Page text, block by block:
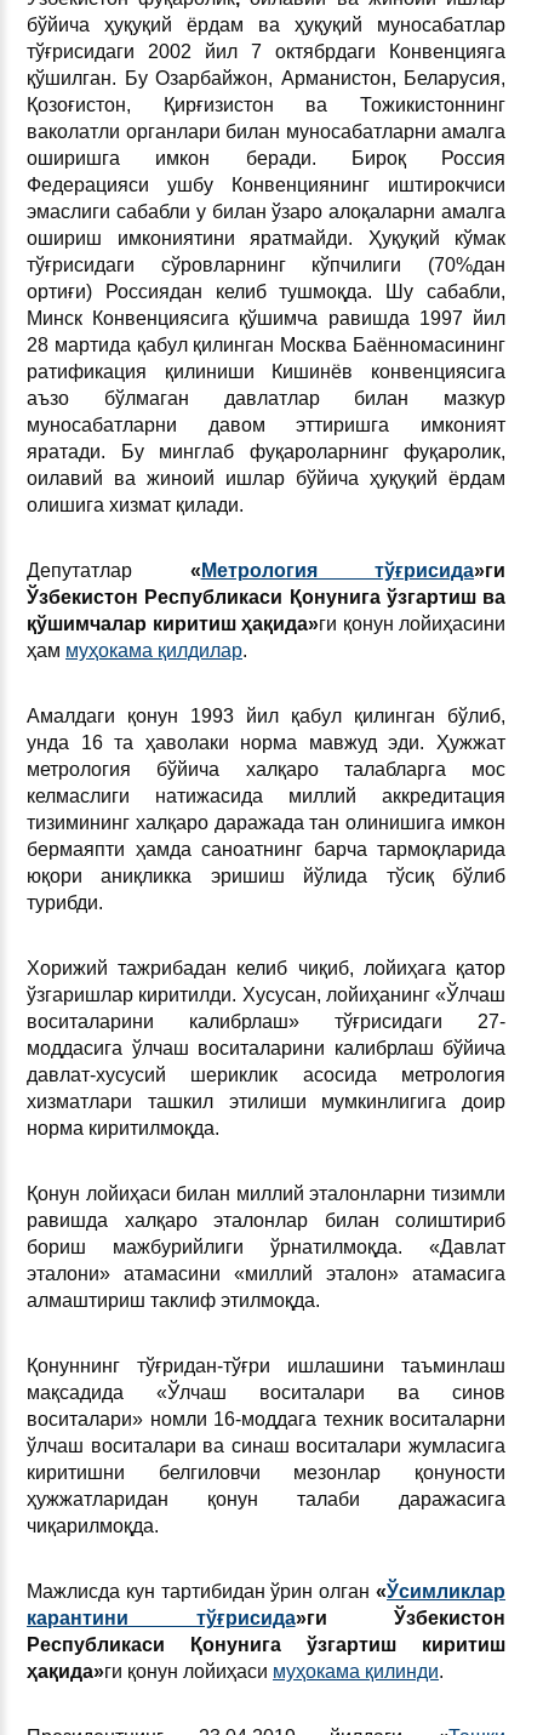
бўйича ҳуқуқий ёрдам ва ҳуқуқий муносабатлар
тўғрисидаги 2002 йил 7 октябрдаги Конвенцияга
қўшилган. Бу Озарбайжон, Арманистон, Беларусия,
Қозоғистон, Қирғизистон ва Тожикистоннинг
ваколатли органлари билан муносабатларни амалга
оширишга имкон беради. Бироқ Россия
Федерацияси ушбу Конвенциянинг иштирокчиси
эмаслиги сабабли у билан ўзаро алоқаларни амалга
ошириш имкониятини яратмайди. Ҳуқуқий кўмак
тўғрисидаги сўровларнинг кўпчилиги (70%дан
ортиғи) Россиядан келиб тушмоқда. Шу сабабли,
Минск Конвенциясига қўшимча равишда 1997 йил
28 мартида қабул қилинган Москва Баённомасининг
ратификация қилиниши Кишинёв конвенциясига
аъзо бўлмаган давлатлар билан мазкур
муносабатларни давом эттиришга имконият
яратади. Бу минглаб фуқароларнинг фуқаролик,
оилавий ва жиноий ишлар бўйича ҳуқуқий ёрдам
олишига хизмат қилади.
Депутатлар « Метрология тўғрисида»ги
Ўзбекистон Республикаси Қонунига ўзгартиш ва
қўшимчалар киритиш ҳақида»ги қонун лойиҳасини
ҳам муҳокама қилдилар.
Амалдаги қонун 1993 йил қабул қилинган бўлиб,
унда 16 та ҳаволаки норма мавжуд эди. Ҳужжат
метрология бўйича халқаро талабларга мос
келмаслиги натижасида миллий аккредитация
тизимининг халқаро даражада тан олинишига имкон
бермаяпти ҳамда саноатнинг барча тармоқларида
юқори аниқликка эришиш йўлида тўсиқ бўлиб
турибди.
Хорижий тажрибадан келиб чиқиб, лойиҳага қатор
ўзгаришлар киритилди. Хусусан, лойиҳанинг «Ўлчаш
воситаларини калибрлаш» тўғрисидаги 27-
моддасига ўлчаш воситаларини калибрлаш бўйича
давлат-хусусий шериклик асосида метрология
хизматлари ташкил этилиши мумкинлигига доир
норма киритилмоқда.
Қонун лойиҳаси билан миллий эталонларни тизимли
равишда халқаро эталонлар билан солиштириб
бориш мажбурийлиги ўрнатилмоқда. «Давлат
эталони» атамасини «миллий эталон» атамасига
алмаштириш таклиф этилмоқда.
Қонуннинг тўғридан-тўғри ишлашини таъминлаш
мақсадида «Ўлчаш воситалари ва синов
воситалари» номли 16-моддага техник воситаларни
ўлчаш воситалари ва синаш воситалари жумласига
киритишни белгиловчи мезонлар қонуности
ҳужжатларидан қонун талаби даражасига
чиқарилмоқда.
Мажлисда кун тартибидан ўрин олган«Ўсимликлар
карантини тўғрисида»ги Ўзбекистон
Республикаси Қонунига ўзгартиш киритиш
ҳақида»ги қонун лойиҳаси муҳокама қилинди.